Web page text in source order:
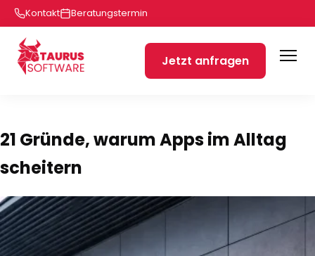
Kontakt Beratungstermin
Jetzt anfragen
21 Gründe, warum Apps im Alltag
scheitern